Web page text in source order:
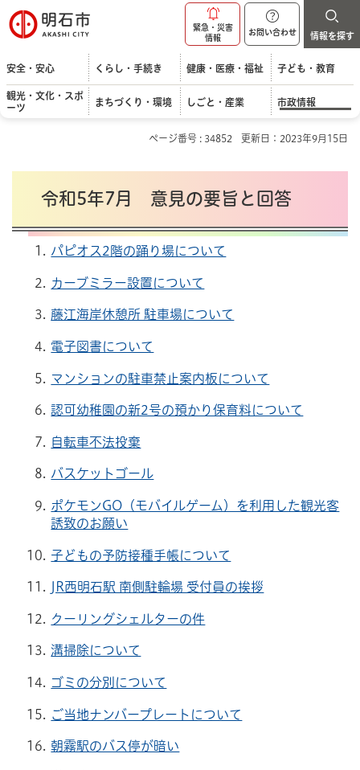
明石市
緊急・災害
情報
お問い合わせ 情報を探す
安全・安心 くらし・手続き 健康・医療・福祉 子ども・教育
観光・文化・スポ
ーツ
まちづくり・環境 しごと・産業 市政情報
ページ番号 : 34852 更新日：2023年9月15日
令和5年7月 意見の要旨と回答
パピオス2階の踊り場について
カーブミラー設置について
藤江海岸休憩所 駐車場について
電子図書について
マンションの駐車禁止案内板について
認可幼稚園の新2号の預かり保育料について
自転車不法投棄
バスケットゴール
ポケモンGO（モバイルゲーム）を利用した観光客
誘致のお願い
子どもの予防接種手帳について
JR西明石駅 南側駐輪場 受付員の挨拶
クーリングシェルターの件
溝掃除について
ゴミの分別について
ご当地ナンバープレートについて
朝霧駅のバス停が暗い